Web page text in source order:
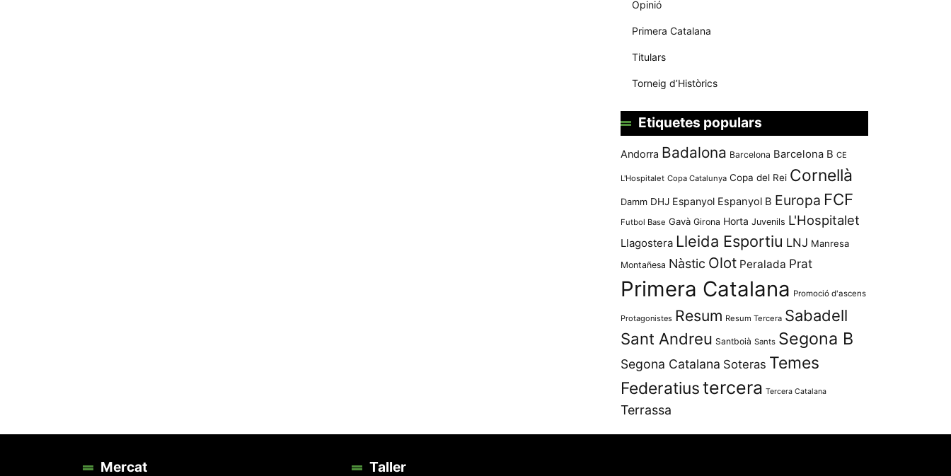
Opinió
Primera Catalana
Titulars
Torneig d’Històrics
Etiquetes populars
Andorra Badalona Barcelona Barcelona B CE
L'Hospitalet Copa Catalunya Copa del Rei Cornellà
Damm DHJ Espanyol Espanyol B Europa FCF
Futbol Base Gavà Girona Horta Juvenils L'Hospitalet
Llagostera Lleida Esportiu LNJ Manresa
Montañesa Nàstic Olot Peralada Prat
Primera Catalana Promoció d'ascens
Protagonistes Resum Resum Tercera Sabadell
Sant Andreu Santboià Sants Segona B
Segona Catalana Soteras Temes
Federatiustercera Tercera Catalana
Terrassa
Mercat Taller